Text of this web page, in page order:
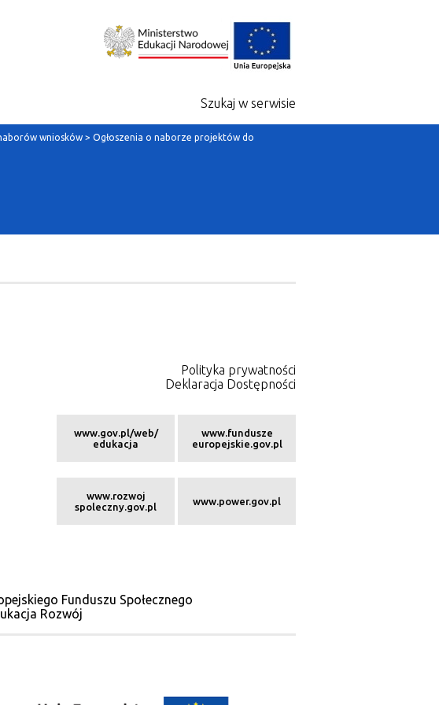
Szukaj w serwisie
wniosków > Ogłoszenia o naborze projektów do
Polityka prywatności
Deklaracja Dostępności
www.gov.pl/web/
edukacja
www.fundusze
europejskie.gov.pl
www.rozwoj
spoleczny.gov.pl
www.power.gov.pl
Funduszu Społecznego
Rozwój